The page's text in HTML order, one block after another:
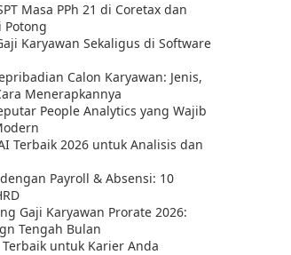
Masa PPh 21 di Coretax dan
Potong
Karyawan Sekaligus di Software
Calon Karyawan: Jenis,
Menerapkannya
People Analytics yang Wajib
Terbaik 2026 untuk Analisis dan
Payroll & Absensi: 10
Gaji Karyawan Prorate 2026:
Tengah Bulan
Terbaik untuk Karier Anda